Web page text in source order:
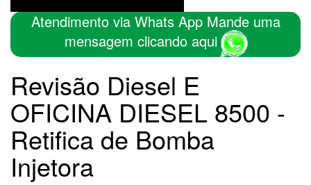
Atendimento via Whats App Mande uma
mensagem clicando aqui
Revisão Diesel E
OFICINA DIESEL 8500 -
Retifica de Bomba
Injetora